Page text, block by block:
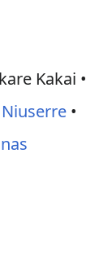
Kakai •
Niuserre •